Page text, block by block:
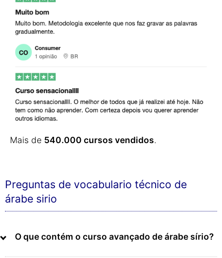
Mais de 540.000 cursos vendidos.
Preguntas de vocabulario técnico de
árabe sirio
O que contém o curso avançado de árabe sírio?